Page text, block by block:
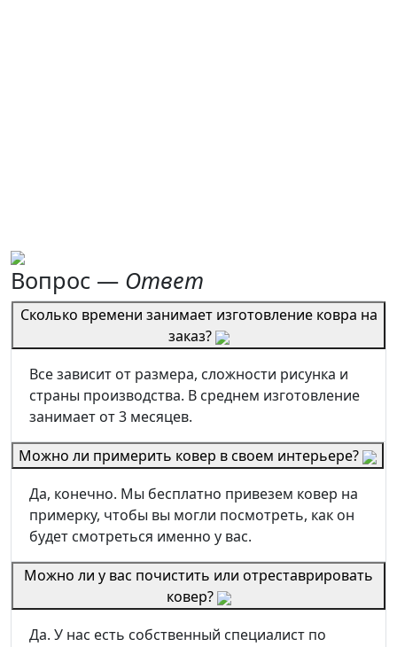
Вопрос — Ответ
Сколько времени занимает изготовление ковра на
заказ?
Все зависит от размера, сложности рисунка и
страны производства. В среднем изготовление
занимает от 3 месяцев.
Можно ли примерить ковер в своем интерьере?
Да, конечно. Мы бесплатно привезем ковер на
примерку, чтобы вы могли посмотреть, как он
будет смотреться именно у вас.
Можно ли у вас почистить или отреставрировать
ковер?
Да. У нас есть собственный специалист по